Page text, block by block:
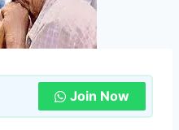
Join Now